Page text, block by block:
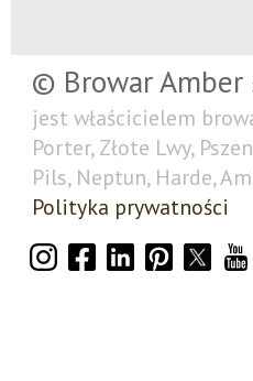
© Browar Amber
jest właścicielem
Porter, Złote Lwy,
Pils, Neptun, Harde,
Polityka prywatności